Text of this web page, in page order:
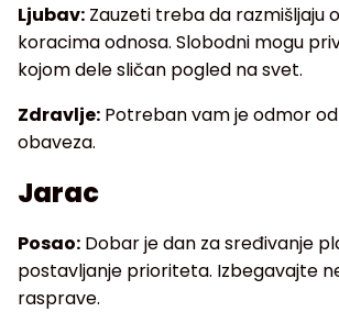
Ljubav: Zauzeti treba da razmišljaju
koracima odnosa. Slobodni mogu
kojom dele sličan pogled na svet.
Zdravlje: Potreban vam je odmor
obaveza.
Jarac
Posao: Dobar je dan za sređivanje
postavljanje prioriteta. Izbegavajte
rasprave.